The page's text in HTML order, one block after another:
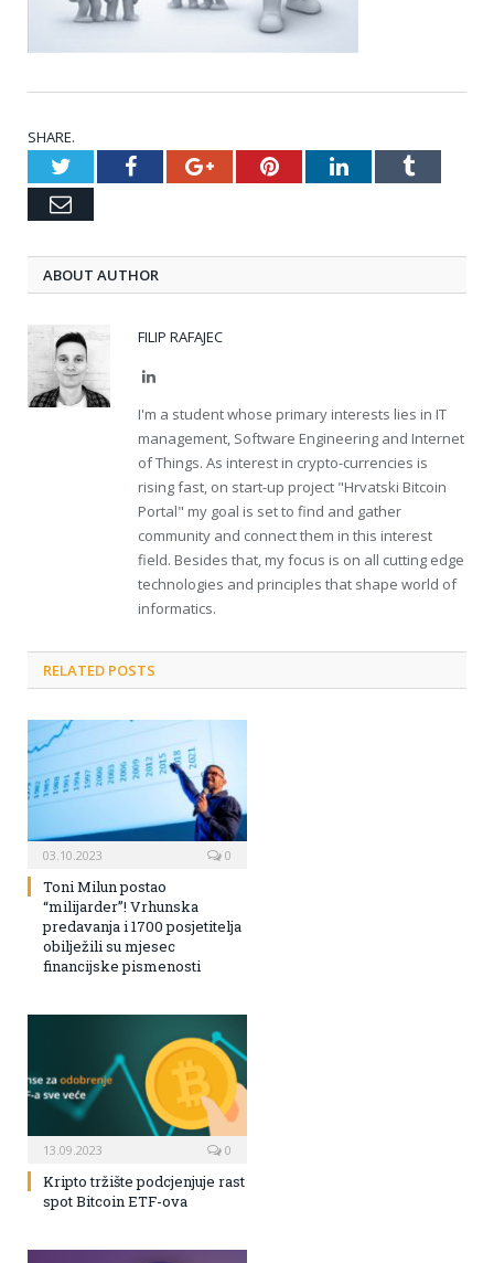
SHARE.
TwitterFacebookGoogle+PinterestLinkedInTumblr
Email
ABOUT AUTHOR
FILIP RAFAJEC
LinkedIn
I'm a student whose primary interests lies in IT
management, Software Engineering and Internet
of Things. As interest in crypto-currencies is
rising fast, on start-up project "Hrvatski Bitcoin
Portal" my goal is set to find and gather
community and connect them in this interest
field. Besides that, my focus is on all cutting edge
technologies and principles that shape world of
informatics.
RELATED POSTS
03.10.2023 0
Toni Milun postao
“milijarder”! Vrhunska
predavanja i 1700 posjetitelja
obilježili su mjesec
financijske pismenosti
13.09.2023 0
Kripto tržište podcjenjuje rast
spot Bitcoin ETF-ova